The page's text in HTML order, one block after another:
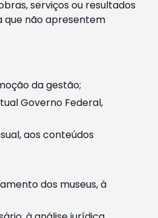
serviços ou resultados
que não apresentem
da gestão;
Governo Federal,
aos conteúdos
dos museus, à